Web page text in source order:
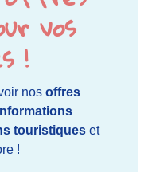
vos
!
nos offres
touristiques et
!